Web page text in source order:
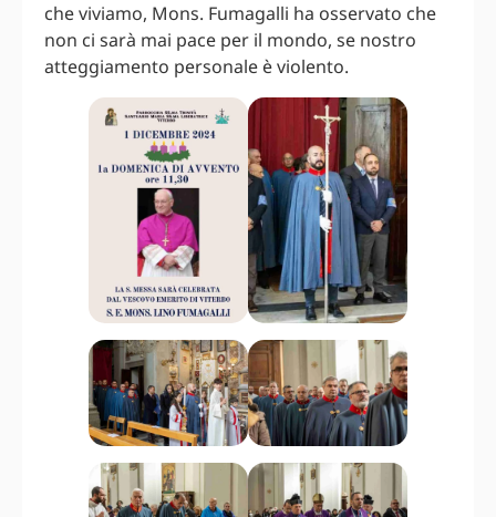
che viviamo, Mons. Fumagalli ha osservato che
non ci sarà mai pace per il mondo, se nostro
atteggiamento personale è violento.